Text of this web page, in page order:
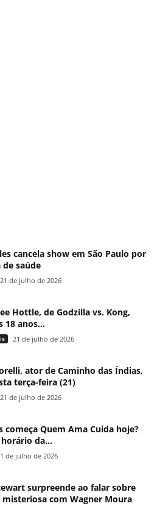
cancela show em São Paulo por
saúde
21 de julho de 2026
Hottle, de Godzilla vs. Kong,
18 anos...
21 de julho de 2026
ator de Caminho das Índias,
terça-feira (21)
21 de julho de 2026
começa Quem Ama Cuida hoje?
da...
1 de julho de 2026
surpreende ao falar sobre
com Wagner Moura